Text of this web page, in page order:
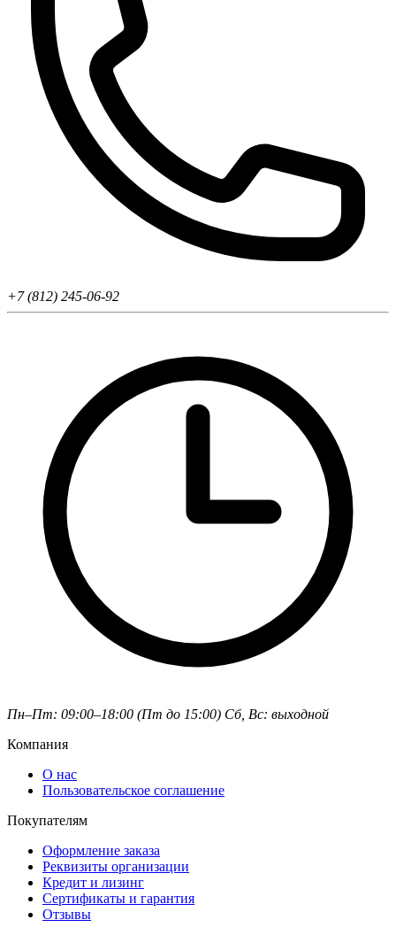
+7 (812) 245-06-92
Пн–Пт: 09:00–18:00 (Пт до 15:00) Сб, Вс: выходной
Компания
О нас
Пользовательское соглашение
Покупателям
Оформление заказа
Реквизиты организации
Кредит и лизинг
Сертификаты и гарантия
Отзывы